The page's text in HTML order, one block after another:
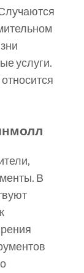
услуги.
В